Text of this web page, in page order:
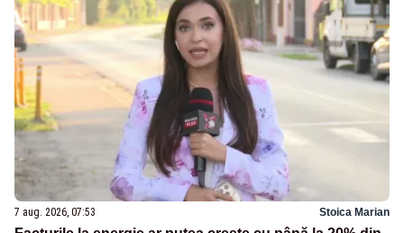
7 aug. 2026, 07:53 Stoica Marian